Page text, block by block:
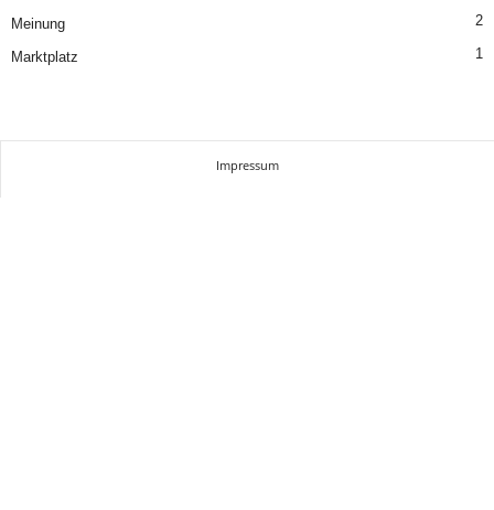
Meinung 2
Marktplatz 1
Impressum